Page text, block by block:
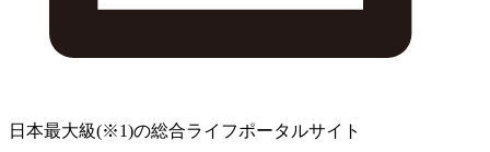
日本最大級(※1)の総合ライフポータルサイト